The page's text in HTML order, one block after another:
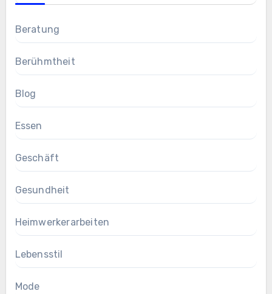
Beratung
Berühmtheit
Blog
Essen
Geschäft
Gesundheit
Heimwerkerarbeiten
Lebensstil
Mode